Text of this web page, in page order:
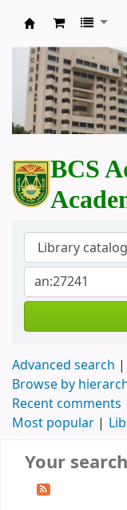
BCS
BCS
Advanced search
Browse by
Recent comments
Most popular
Your